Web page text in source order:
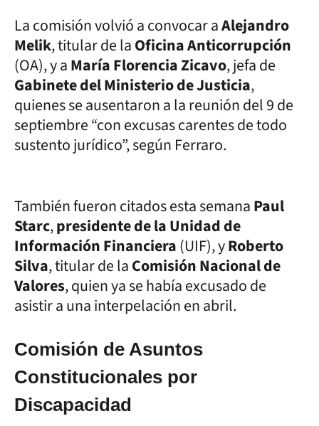
La comisión volvió a convocar aAlejandro
Melik, titular de laOficina Anticorrupción
(OA), y aMaría Florencia Zicavo, jefa de
Gabinete del Ministerio de Justicia,
quienes se ausentaron a la reunión del 9 de
septiembre “con excusas carentes de todo
sustento jurídico”, según Ferraro.
También fueron citados esta semanaPaul
Starc,presidente de la Unidad de
Información Financiera(UIF), yRoberto
Silva, titular de laComisión Nacional de
Valores, quien ya se había excusado de
asistir a una interpelación en abril.
Comisión de Asuntos
Constitucionales por
Discapacidad